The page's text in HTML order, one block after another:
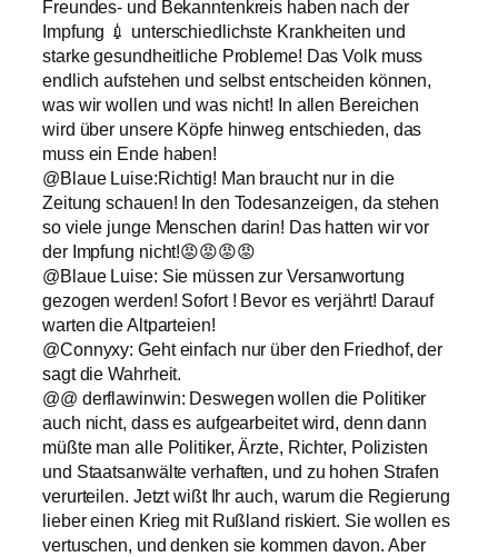
Freundes- und Bekanntenkreis haben nach der
Impfung 💉 unterschiedlichste Krankheiten und
starke gesundheitliche Probleme! Das Volk muss
endlich aufstehen und selbst entscheiden können,
was wir wollen und was nicht! In allen Bereichen
wird über unsere Köpfe hinweg entschieden, das
muss ein Ende haben!
@Blaue Luise:Richtig! Man braucht nur in die
Zeitung schauen! In den Todesanzeigen, da stehen
so viele junge Menschen darin! Das hatten wir vor
der Impfung nicht!😡😡😡😡
@Blaue Luise: Sie müssen zur Versanwortung
gezogen werden! Sofort ! Bevor es verjährt! Darauf
warten die Altparteien!
@Connyxy: Geht einfach nur über den Friedhof, der
sagt die Wahrheit.
@@ derflawinwin: Deswegen wollen die Politiker
auch nicht, dass es aufgearbeitet wird, denn dann
müßte man alle Politiker, Ärzte, Richter, Polizisten
und Staatsanwälte verhaften, und zu hohen Strafen
verurteilen. Jetzt wißt Ihr auch, warum die Regierung
lieber einen Krieg mit Rußland riskiert. Sie wollen es
vertuschen, und denken sie kommen davon. Aber